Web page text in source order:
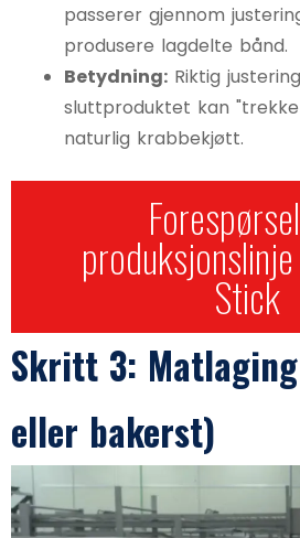
passerer gjennom
produsere lagdelte bånd.
Betydning: Riktig
sluttproduktet kan
naturlig krabbekjøtt.
Stick
Skritt 3:
eller bakerst)